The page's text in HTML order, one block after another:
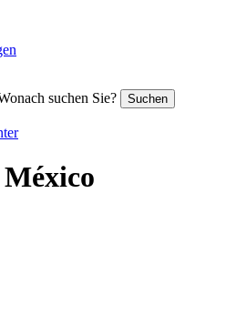
suchen Sie? Suchen